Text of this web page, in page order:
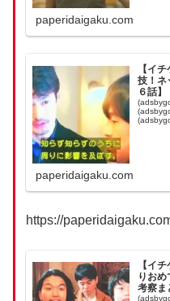
paperidaigaku.com
【イ
技！ネ
６話】
paperidaigaku.com
https://
【イ
りお
考察ま